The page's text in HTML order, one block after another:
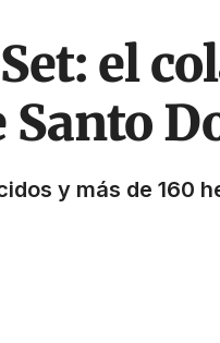
el
y más de 160